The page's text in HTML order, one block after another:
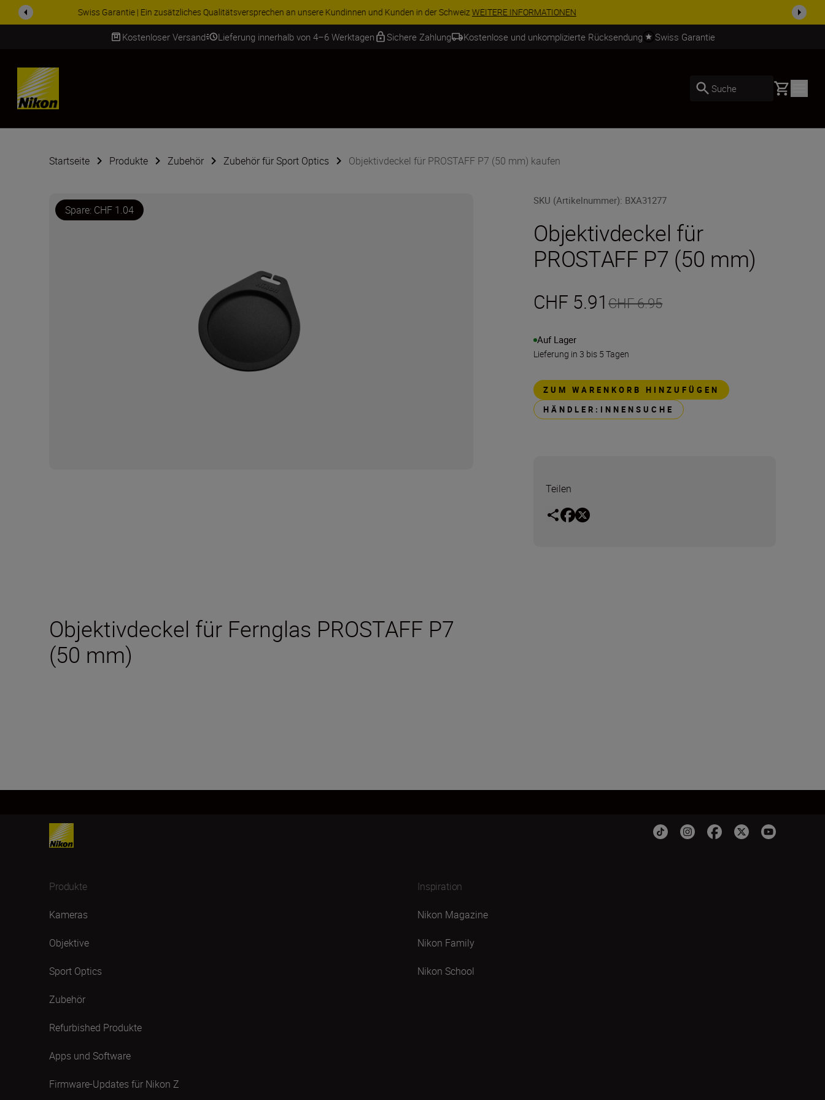
ZUBEHÖR IM ANGEBOT | Sparen Sie 15 % auf ausgewähltes Zubehör und vervollständigen Sie Ihre Ausrüstu...
Kostenloser Versand Lieferung innerhalb von 4–6 Werktagen Sichere Zahlung Kostenlose und unkomplizierte Rücksendung Swiss Garantie
SKIP
Suche Basket
Startseite Produkte Zubehör Zubehör für Sport Optics Objektivdeckel für PROSTAFF P7 (50 mm) kaufen
Spare: CHF 1.04
SKU (Artikelnummer): BXA31277
Objektivdeckel für
PROSTAFF P7 (50 mm)
CHF 5.91CHF 6.95
Auf Lager
Lieferung in 3 bis 5 Tagen
ZUM WARENKORB HINZUFÜGEN
HÄNDLER:INNENSUCHE
Teilen
Objektivdeckel für Fernglas PROSTAFF P7
(50 mm)
Produkte
Kameras
Objektive
Sport Optics
Zubehör
Refurbished Produkte
Apps und Software
Firmware-Updates für Nikon Z
Inspiration
Nikon Magazine
Nikon Family
Nikon School